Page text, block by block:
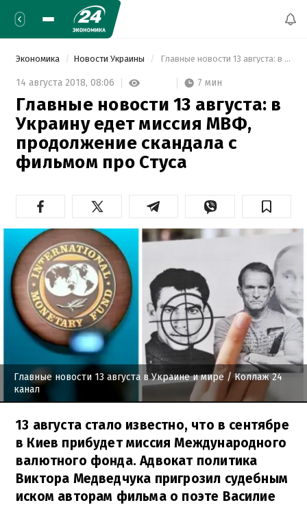
Экономика Новости Украины Главные новости 13 августа: в Украину едет миссия МВФ, продолжение скандала с фильмом про Стуса
14 августа 2018, 08:06 7 мин
Главные новости 13 августа: в
Украину едет миссия МВФ,
продолжение скандала с
фильмом про Стуса
Главные новости 13 августа в Украине и мире / Коллаж 24
канал
13 августа стало известно, что в сентябре
в Киев прибудет миссия Международного
валютного фонда. Адвокат политика
Виктора Медведчука пригрозил судебным
иском авторам фильма о поэте Василие